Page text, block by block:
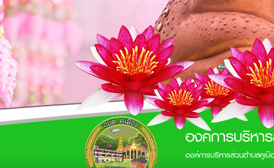
องค์การบริหา
องค์การบริหารส่วนตำบลคูเ